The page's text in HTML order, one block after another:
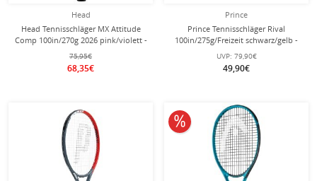
Head
Head Tennisschläger MX Attitude
Comp 100in/270g 2026 pink/violett -
besaitet -
75,95€
68,35€
Prince
Prince Tennisschläger Rival
100in/275g/Freizeit schwarz/gelb -
besaitet -
UVP: 79,90€
49,90€
10% reduziert